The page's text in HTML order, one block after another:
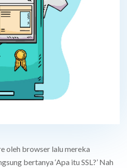
oleh browser lalu mereka
bertanya ‘Apa itu SSL?’ Nah